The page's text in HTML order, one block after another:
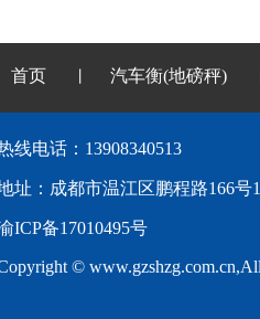
首页 汽车衡(地磅秤)
线电话：13908340513
址：成都市温江区鹏程路166号
ICP备17010495号
©